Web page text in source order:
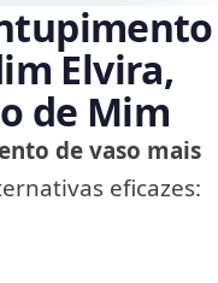
Elvira,
de Mim
de vaso mais
eficazes: